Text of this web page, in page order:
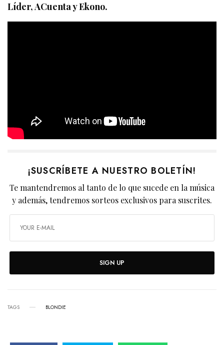
Líder, ACuenta y Ekono.
¡SUSCRÍBETE A NUESTRO BOLETÍN!
Te mantendremos al tanto de lo que sucede en la música
y además, tendremos sorteos exclusivos para suscrites.
SIGN UP
TAGS BLONDIE